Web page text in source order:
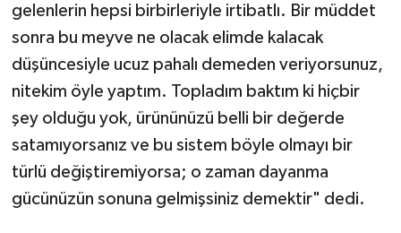
gelenlerin hepsi birbirleriyle irtibatlı. Bir müddet
sonra bu meyve ne olacak elimde kalacak
düşüncesiyle ucuz pahalı demeden veriyorsunuz,
nitekim öyle yaptım. Topladım baktım ki hiçbir
şey olduğu yok, ürününüzü belli bir değerde
satamıyorsanız ve bu sistem böyle olmayı bir
türlü değiştiremiyorsa; o zaman dayanma
gücünüzün sonuna gelmişsiniz demektir" dedi.